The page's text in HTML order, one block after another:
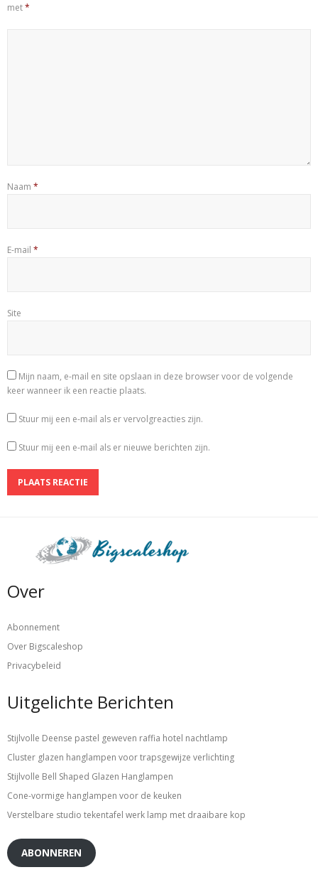
met*
Naam *
E-mail *
Site
Mijn naam, e-mail en site opslaan in deze browser voor de volgende
keer wanneer ik een reactie plaats.
Stuur mij een e-mail als er vervolgreacties zijn.
Stuur mij een e-mail als er nieuwe berichten zijn.
Over
Abonnement
Over Bigscaleshop
Privacybeleid
Uitgelichte Berichten
Stijlvolle Deense pastel geweven raffia hotel nachtlamp
Cluster glazen hanglampen voor trapsgewijze verlichting
Stijlvolle Bell Shaped Glazen Hanglampen
Cone-vormige hanglampen voor de keuken
Verstelbare studio tekentafel werk lamp met draaibare kop
ABONNEREN